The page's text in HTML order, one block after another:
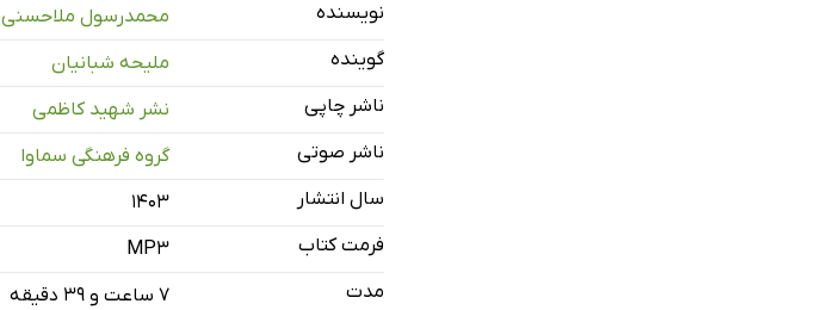
فصل اول: سال 85 و 86
فصل دوم: سال 87
فصل سوم: سال 88
فصل چهارم: سال 89
نویسنده
محمدرسول ملاحسنی
گوینده
ملیحه شبانیان
ناشر چاپی
نشر شهید کاظمی
ناشر صوتی
گروه فرهنگی سماوا
سال انتشار
۱۴۰۳
فرمت کتاب
MP3
مدت
۷ ساعت و ۳۹ دقیقه